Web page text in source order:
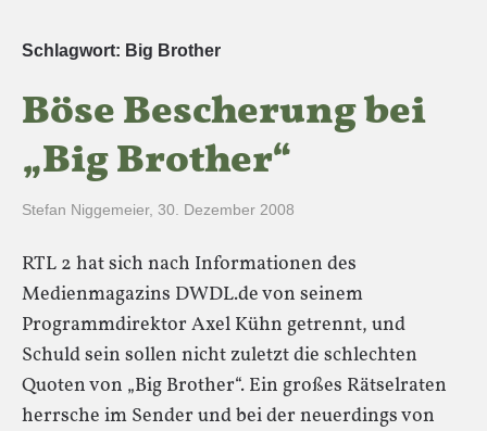
Schlagwort: Big Brother
Böse Bescherung bei
„Big Brother“
Stefan Niggemeier, 30. Dezember 2008
RTL 2 hat sich nach Informationen des
Medienmagazins DWDL.de von seinem
Programmdirektor Axel Kühn getrennt, und
Schuld sein sollen nicht zuletzt die schlechten
Quoten von „Big Brother“. Ein großes Rätselraten
herrsche im Sender und bei der neuerdings von